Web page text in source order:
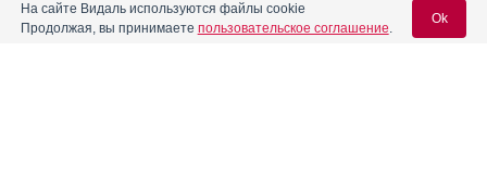
На сайте Видаль используются файлы cookie
Продолжая, вы принимаете пользовательское соглашение.
Ok